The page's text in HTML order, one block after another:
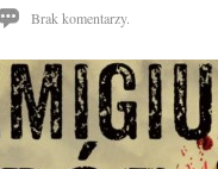
Brak komentarzy.